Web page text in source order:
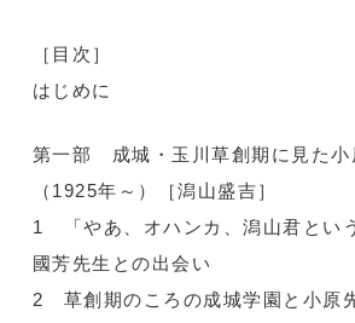
［目次］
はじめに
第一部 成城・玉川草創期に見た小
（1925年～）［潟山盛吉］
1 「やあ、オハンカ、潟山君とい
國芳先生との出会い
2 草創期のころの成城学園と小原